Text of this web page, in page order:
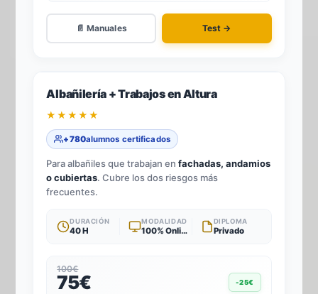
📄 Manuales Test →
2 TÍTULOS · 1 TEST
Albañilería + Trabajos en Altura
★★★★★
+780alumnos certificados
Para albañiles que trabajan enfachadas, andamios
o cubiertas. Cubre los dos riesgos más
frecuentes.
DURACIÓN
40 H
MODALIDAD
100% Online
DIPLOMA
Privado
100€
75€ -25€